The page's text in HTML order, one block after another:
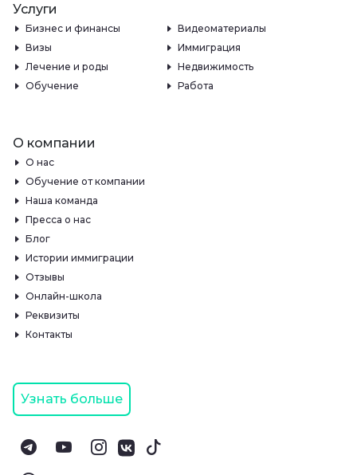
Услуги
Бизнес и финансы
Видеоматериалы
Визы
Иммиграция
Лечение и роды
Недвижимость
Обучение
Работа
О компании
О нас
Обучение от компании
Наша команда
Пресса о нас
Блог
Истории иммиграции
Отзывы
Онлайн-школа
Реквизиты
Контакты
Узнать больше